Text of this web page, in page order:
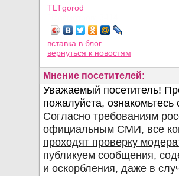
TLTgorod
вставка в блог
вернуться к новостям
Мнение посетителей: